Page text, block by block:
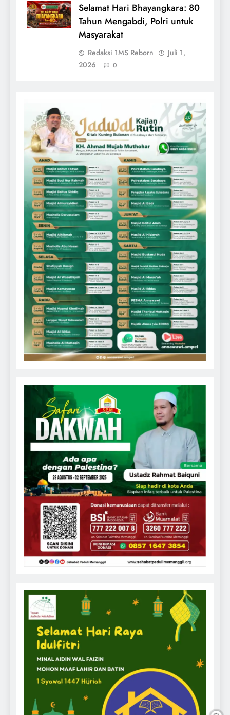
Selamat Hari Bhayangkara: 80
Tahun Mengabdi, Polri untuk
Masyarakat
Redaksi 1MS Reborn
Juli 1,
2026
0